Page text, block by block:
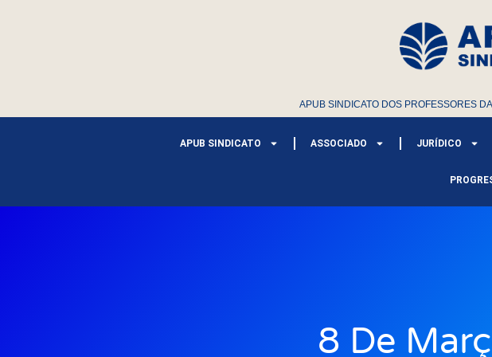
APUB SINDICATO DOS PROFESSORES
APUB SINDICATO ASSOCIADO JURÍDICO
8 De